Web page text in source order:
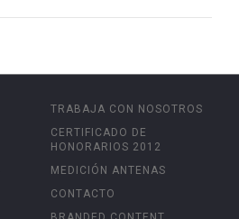
TRABAJA CON NOSOTROS
CERTIFICADO DE
HONORARIOS 2012
MEDICIÓN ANTENAS
CONTACTO